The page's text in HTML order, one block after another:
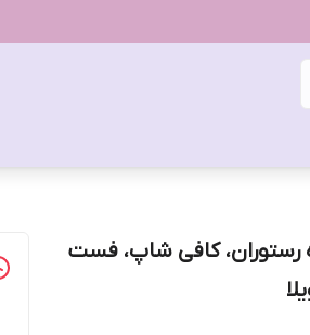
پایه صلیبی ۴نفره رستوران، کافی شاپ، فست